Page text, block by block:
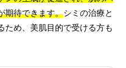
期待できます。シミの治療と
ため、美肌目的で受ける方も